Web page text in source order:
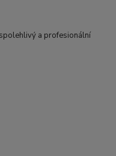
a profesionální